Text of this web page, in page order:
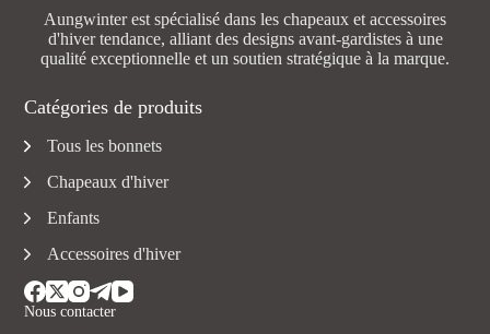
Aungwinter est spécialisé dans les chapeaux et accessoires
d'hiver tendance, alliant des designs avant-gardistes à une
qualité exceptionnelle et un soutien stratégique à la marque.
Nous contacter
Catégories de produits
Tous les bonnets
Chapeaux d'hiver
Enfants
Accessoires d'hiver